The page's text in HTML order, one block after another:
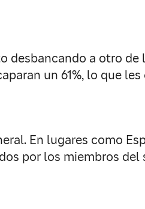
desbancando a otro
un 61%, lo que
En lugares como
por los miembros